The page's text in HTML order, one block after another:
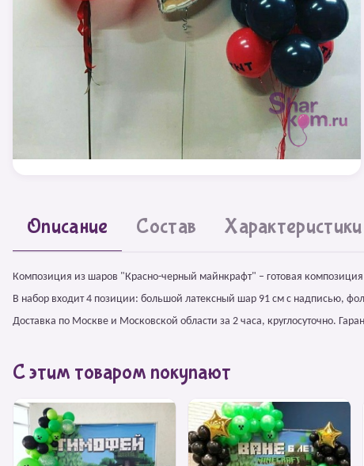
Описание Состав Характеристики
Композиция из шаров "Красно-черный майнкрафт" – готовая
В набор входит 4 позиции: большой латексный шар 91 см с надписью,
Доставка по Москве и Московской области за 2 часа, круглосуточно.
С этим товаром покупают